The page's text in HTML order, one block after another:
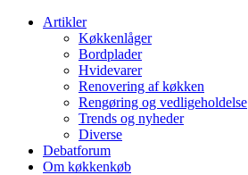
Artikler
Køkkenlåger
Bordplader
Hvidevarer
Renovering af køkken
Rengøring og vedligeholdelse
Trends og nyheder
Diverse
Debatforum
Om køkkenkøb